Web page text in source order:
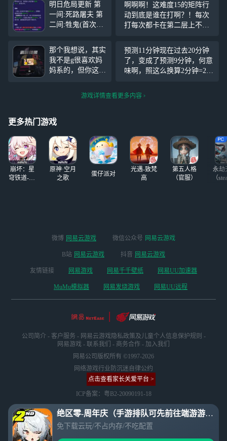
绝区零-周年庆（手游排队可先前往端游游玩）
免下载云玩/不占内存/不吃配置
明日危局更新 第
一间:死路屠夫 第
二间:牲鬼(首次突
未知侵蚀复构体 p
s:环境buff如下
啊啊啊！这难度15的矩阵行
动到底是谁在打啊？！每次
打每次都卡在第二层上不
刮痧一样，给我干崩了
那个我想说，其实
我不是g很喜欢妈
妈系的，但你这...
个紫，你怎么可以
把我给雨果的小保
抽，但是，但是，
啊！！！！！ 从
一周年回归就开始
不对劲了，之前80
+7
预测11分钟现在过去20分钟
了，变成了预测9分钟，何意
味啊，照这么换算2分钟=20
不都说zzz是冷门游戏吗？
游戏详情查看更多内容
更多热门游戏
崩坏：星
穹铁道-4.4
原神·空月
之歌
蛋仔派对
光遇-致梵
高
第五人格
（官服）
永劫
（
微博 网易云游戏 微信公众号 网易云游戏
B站 网易云游戏 抖音 网易云游戏
友情链接 网易游戏 网易千千壁纸 网易UU加速器
MuMu模拟器 网易发烧游戏 网易UU远程
公司简介 - 客户服务 - 网易云游戏隐私政策及儿童个人信息保护规则 -
网易游戏 - 联系我们 - 商务合作 - 加入我们
网易公司版权所有 ©1997-2026
网络游戏行业防沉迷自律公约
点击查看家长关爱平台 >
ICP备案：粤B2-20090191-18